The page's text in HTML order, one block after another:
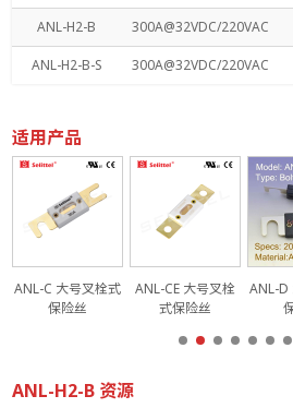
ANL-H2-B 300A@32VDC/220VAC
ANL-H2-B-S 300A@32VDC/220VAC
适用产品
ANL-C 大号叉栓式
保险丝
ANL-CE 大号叉栓
式保险丝
ANL-D
ANL-H2-B 资源